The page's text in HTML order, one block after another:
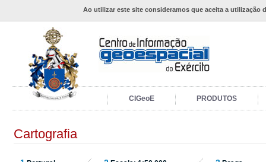
Ao utilizar este site consideramos que aceita a utilização
CIGeoE PRODUTOS
Cartografia